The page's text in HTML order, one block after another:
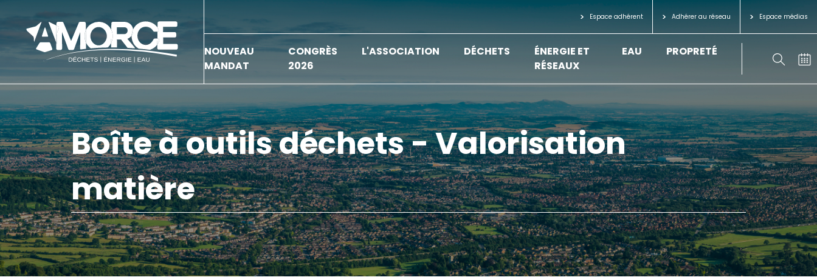
Espace adhérent Adhérer au réseau Espace médias
NOUVEAU
MANDAT
CONGRÈS
2026
L'ASSOCIATION DÉCHETS
ÉNERGIE ET
RÉSEAUX
EAU PROPRETÉ
Boîte à outils déchets - Valorisation
matière